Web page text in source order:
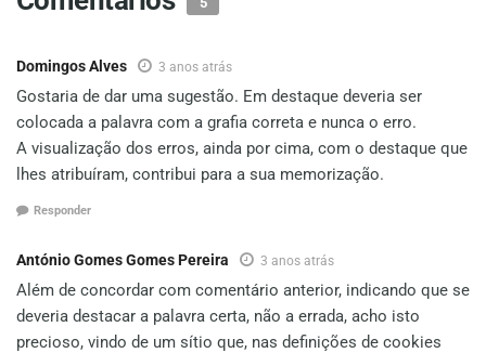
Domingos Alves 3 anos atrás
Gostaria de dar uma sugestão. Em destaque deveria ser
colocada a palavra com a grafia correta e nunca o erro.
A visualização dos erros, ainda por cima, com o destaque que
lhes atribuíram, contribui para a sua memorização.
Responder
António Gomes Gomes Pereira 3 anos atrás
Além de concordar com comentário anterior, indicando que se
deveria destacar a palavra certa, não a errada, acho isto
precioso, vindo de um sítio que, nas definições de cookies